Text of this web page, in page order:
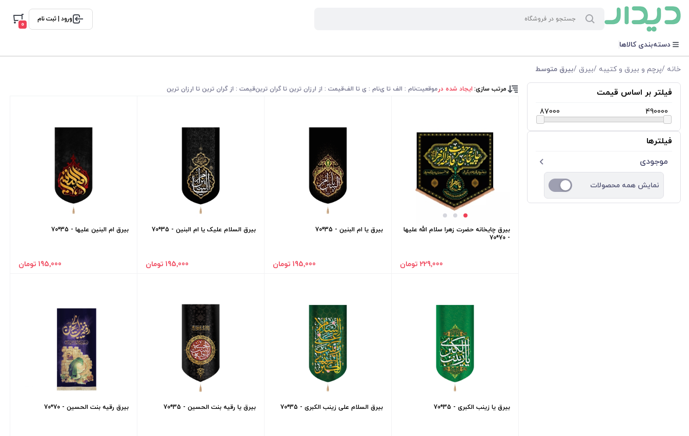
ورود | ثبت نام
0
دسته‌بندی کالاها
خانه /پرچم و بیرق و کتیبه /بیرق /بیرق متوسط
فیلتر بر اساس قیمت
87000 490000
فیلترها
موجودی
نمایش همه محصولات
مرتب سازی: ایجاد شده درموقعیتنام : الف تا ینام : ی تا الفقیمت : از ارزان ترین تا گران ترینقیمت : از گران ترین تا ارزان ترین
بیرق چایخانه حضرت زهرا سلام الله علیها
- 70*70
229٬000 تومان
بیرق یا ام البنین - 35*70
195٬000 تومان
بیرق السلام علیک یا ام البنین - 35*70
195٬000 تومان
بیرق ام البنین علیها - 35*70
195٬000 تومان
بیرق یا زینب الکبری - 35*70 بیرق السلام علی زینب الکبری - 35*70 بیرق یا رقیه بنت الحسین - 35*70 بیرق رقیه بنت الحسین - 70*70